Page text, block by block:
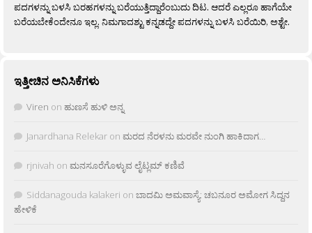
ಪದಗಳನ್ನು ಬಳಸಿ ಬರಹಗಳನ್ನು ಬರೆಯುತ್ತಿದ್ದಾರೆಂಬುದು ದಿಟ. ಆದರೆ ಎಲ್ಲರೂ ಹಾಗೆಯೇ
ಬರೆಯಬೇಕೆಂದೇನೂ ಇಲ್ಲ. ನಿಮಗಾದಶ್ಟು ಕನ್ನಡದ್ದೇ ಪದಗಳನ್ನು ಬಳಸಿ ಬರೆಯಿರಿ, ಅಶ್ಟೇ.
ಇತ್ತೀಚಿನ ಅನಿಸಿಕೆಗಳು
Viren on ಹುಣಸೆ ಹುಳಿ ಅನ್ನ
Janardhana Relekar on ಮರದ ನೆರಳನು ಮರವೇ ನುಂಗಿ ಹಾಕಿದಾಗ…
rjnivah on ಮನಸೂರೆಗೊಳ್ಳುವ ಲೈಟ್ಲಮ್ ಕಣಿವೆ
Siddanagouda kalakeri on ಬಾದಮಿ ಅಮವಾಸ್ಯೆ: ಚಬನೂರ ಅಮೋಗ ಸಿದ್ದನ
ಹೇಳಿಕೆ